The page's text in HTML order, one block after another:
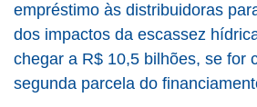
empréstimo às distribuidoras
dos impactos da escassez
chegar a R$ 10,5 bilhões, se for
segunda parcela do